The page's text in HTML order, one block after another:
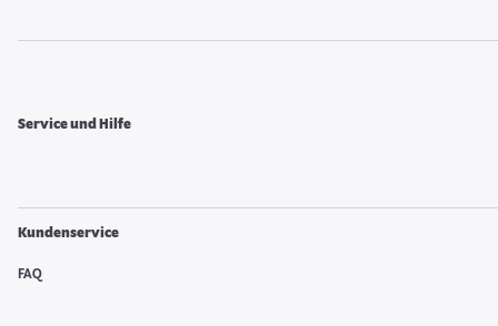
Service und Hilfe
Kundenservice
FAQ